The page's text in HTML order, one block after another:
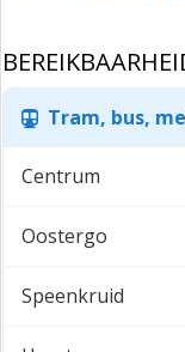
Dit is een
uitzicht over het
Op de verdieping
het winkelcentrum
Tram, bus,
Centrum
Oostergo
Speenkruid